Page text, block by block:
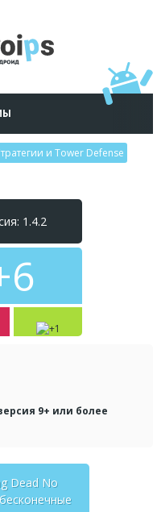
и Tower Defense
1.4.2
9+ или более
Dead No